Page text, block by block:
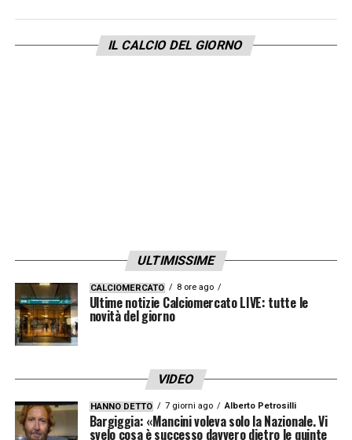
un giovane di prospettiva. E i nomi sono
per rinforzare il centrocampo di Gennaro
Gattuso.
L’altro obiettivo del Milan in vista del
calciomercato estivo è Allan
giovane ala di talento in forza al
L’esterno d’attacco francese sarebbe un
profilo perfetto per Gattuso e Leonardo sta
IL CALCIO DEL GIORNO
ULTIMISSIME
CALCIOMERCATO 8 ore ago
Ultime notizie Calciomercato LIVE: tutte le
novità del giorno
VIDEO
HANNO DETTO 7 giorni ago Alberto Petrosilli
Bargiggia: «Mancini voleva solo la Nazionale. Vi
svelo cosa è successo davvero dietro le quinte